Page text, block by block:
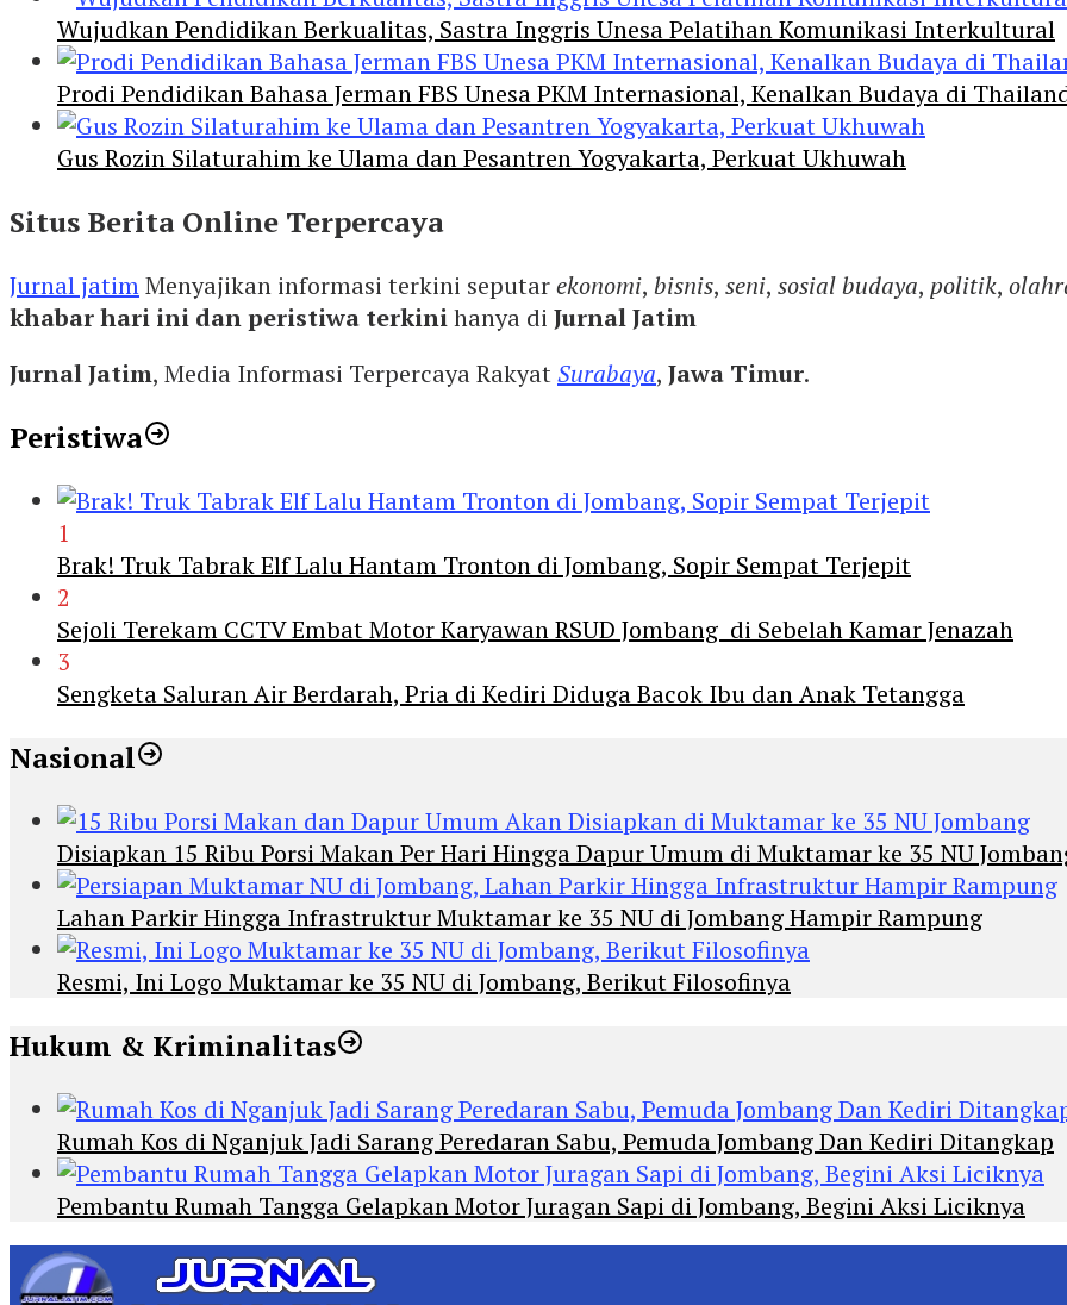
Wujudkan Pendidikan Berkualitas, Sastra Inggris Unesa Pelatihan Komunikasi Interkultural
Prodi Pendidikan Bahasa Jerman FBS Unesa PKM Internasional, Kenalkan Budaya di
Gus Rozin Silaturahim ke Ulama dan Pesantren Yogyakarta, Perkuat Ukhuwah
Situs Berita Online Terpercaya
Jurnal jatimMenyajikan informasi terkini seputarekonomi, bisnis, seni, sosial budaya, politik,
khabar hari ini dan peristiwa terkinihanya di Jurnal Jatim
Jurnal Jatim, Media Informasi Terpercaya RakyatSurabaya, Jawa Timur.
Peristiwa
1
Brak! Truk Tabrak Elf Lalu Hantam Tronton di Jombang, Sopir Sempat Terjepit
2
Sejoli Terekam CCTV Embat Motor Karyawan RSUD Jombang di Sebelah Kamar Jenazah
3
Sengketa Saluran Air Berdarah, Pria di Kediri Diduga Bacok Ibu dan Anak Tetangga
Nasional
Disiapkan 15 Ribu Porsi Makan Per Hari Hingga Dapur Umum di Muktamar ke 35 NU
Lahan Parkir Hingga Infrastruktur Muktamar ke 35 NU di Jombang Hampir Rampung
Resmi, Ini Logo Muktamar ke 35 NU di Jombang, Berikut Filosofinya
Hukum & Kriminalitas
Rumah Kos di Nganjuk Jadi Sarang Peredaran Sabu, Pemuda Jombang Dan Kediri Ditangkap
Pembantu Rumah Tangga Gelapkan Motor Juragan Sapi di Jombang, Begini Aksi Liciknya